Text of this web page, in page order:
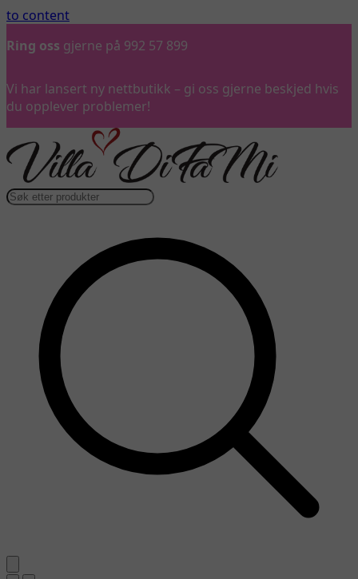
to content
Ring oss gjerne på 992 57 899
Vi har lansert ny nettbutikk – gi oss gjerne beskjed hvis
du opplever problemer!